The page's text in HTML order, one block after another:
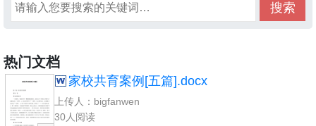
搜索
热门文档
家校共育案例[五篇].docx
上传人：bigfanwen
30人阅读